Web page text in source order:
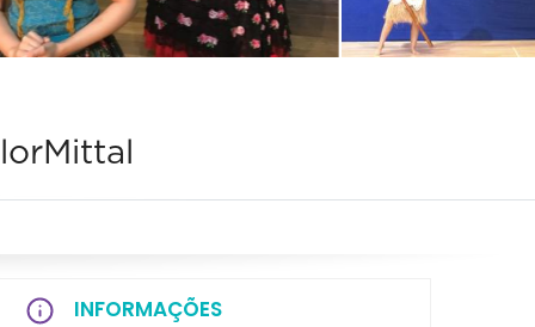
INFORMAÇÕES